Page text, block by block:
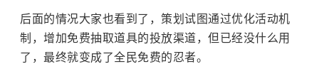
后面的情况大家也看到了，策划试图通过优化活动机
制，增加免费抽取道具的投放渠道，但已经没什么用
了，最终就变成了全民免费的忍者。